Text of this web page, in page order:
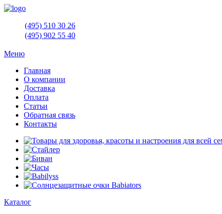
(495) 510 30 26
(495) 902 55 40
Меню
Главная
О компании
Доставка
Оплата
Статьи
Обратная связь
Контакты
Каталог